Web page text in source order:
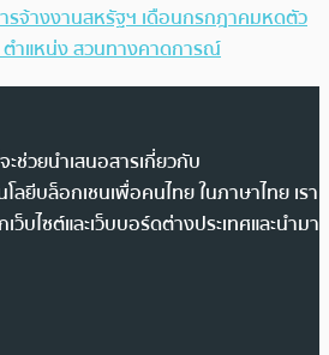
รจ้างงานสหรัฐฯ เดือนกรกฎาคมหดตัว
ำแหน่ง สวนทางคาดการณ์
ช่วยนำเสนอสารเกี่ยวกับ
ลยีบล็อกเชนเพื่อคนไทย ในภาษาไทย เรา
บไซต์และเว็บบอร์ดต่างประเทศและนำมา